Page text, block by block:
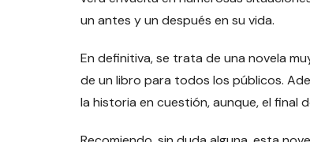
un antes y un después en su vida.
En definitiva, se trata de una novela
de un libro para todos los públicos.
la historia en cuestión, aunque, el final